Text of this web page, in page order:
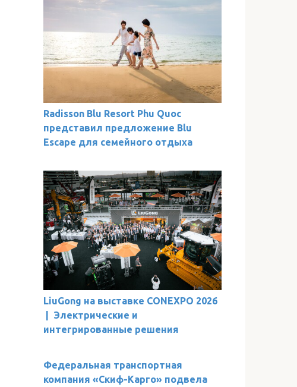
Radisson Blu Resort Phu Quoc
представил предложение Blu
Escape для семейного отдыха
LiuGong на выставке CONEXPO 2026
| Электрические и
интегрированные решения
Федеральная транспортная
компания «Скиф-Карго» подвела